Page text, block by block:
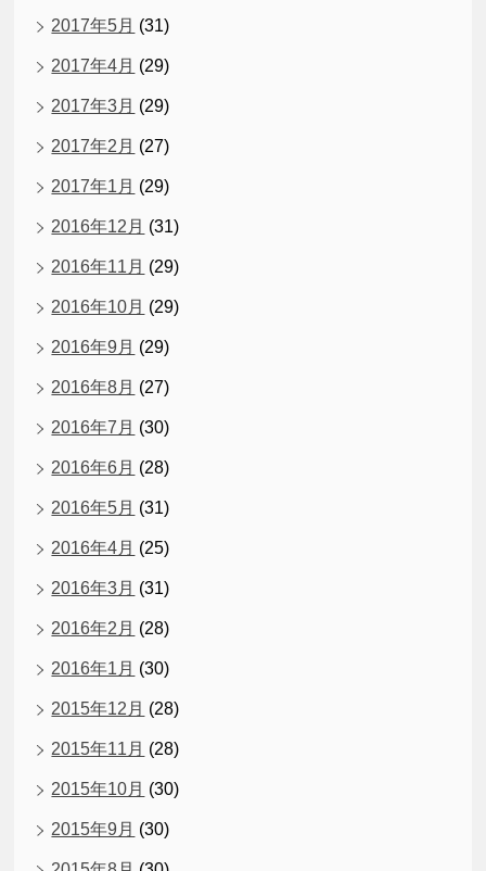
2017年5月 (31)
2017年4月 (29)
2017年3月 (29)
2017年2月 (27)
2017年1月 (29)
2016年12月 (31)
2016年11月 (29)
2016年10月 (29)
2016年9月 (29)
2016年8月 (27)
2016年7月 (30)
2016年6月 (28)
2016年5月 (31)
2016年4月 (25)
2016年3月 (31)
2016年2月 (28)
2016年1月 (30)
2015年12月 (28)
2015年11月 (28)
2015年10月 (30)
2015年9月 (30)